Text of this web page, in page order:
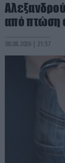
από πτώση
08.08.2026 | 21:57